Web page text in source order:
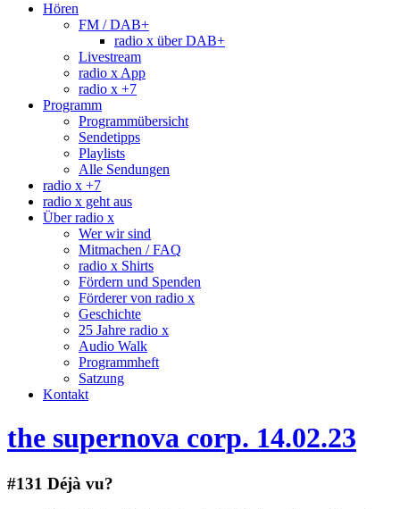
Hören
FM / DAB+
radio x über DAB+
Livestream
radio x App
radio x +7
Programm
Programmübersicht
Sendetipps
Playlists
Alle Sendungen
radio x +7
radio x geht aus
Über radio x
Wer wir sind
Mitmachen / FAQ
radio x Shirts
Fördern und Spenden
Förderer von radio x
Geschichte
25 Jahre radio x
Audio Walk
Programmheft
Satzung
Kontakt
the supernova corp. 14.02.23
#131 Déjà vu?